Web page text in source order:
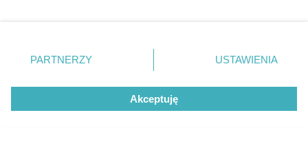
zmienić/wycofać klikając przycisk ustawień prywatności
znajdujący się w lewym dolnym rogu strony
rodzaje przetwarzania danych nie wymagają zgody
użytkownika, ale masz prawo sprzeciwić się takiemu
przetwarzaniu. Preferencje będą miały zastosowanie tylko
PARTNERZY USTAWIENIA
Akceptuję